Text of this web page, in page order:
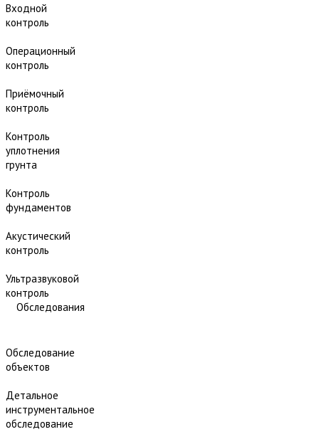
Входной
контроль
Операционный
контроль
Приёмочный
контроль
Контроль
уплотнения
грунта
Контроль
фундаментов
Акустический
контроль
Ультразвуковой
контроль
Обследования
Обследование
объектов
Детальное
инструментальное
обследование